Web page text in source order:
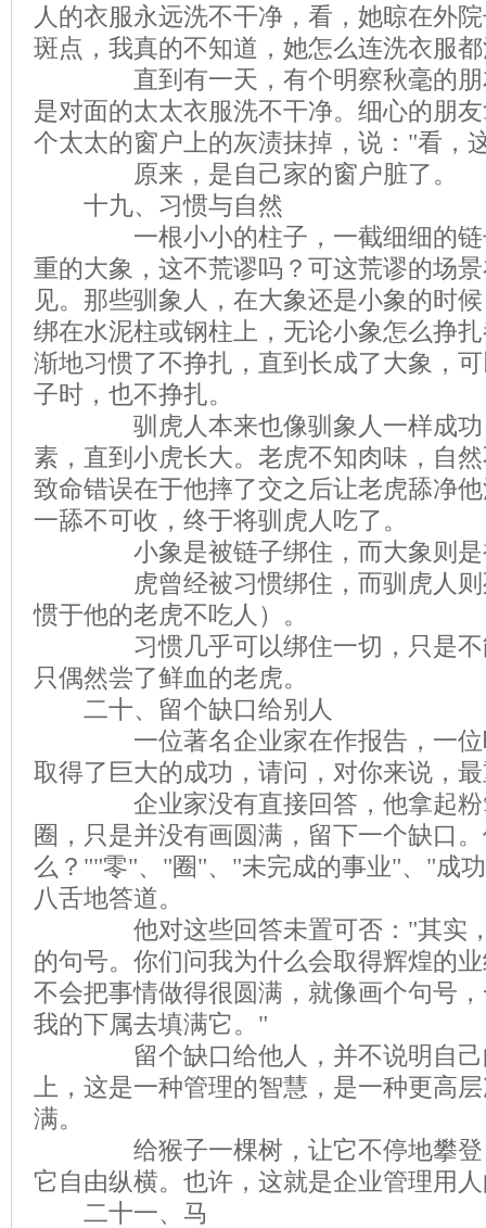
人的衣服永远洗不干净，看，她晾在外
斑点，我真的不知道，她怎么连洗衣服
直到有一天，有个明察秋毫的朋
是对面的太太衣服洗不干净。细心的朋
个太太的窗户上的灰渍抹掉，说："看，
原来，是自己家的窗户脏了。
十九、习惯与自然
一根小小的柱子，一截细细的链
重的大象，这不荒谬吗？可这荒谬的场
见。那些驯象人，在大象还是小象的时
绑在水泥柱或钢柱上，无论小象怎么挣
渐地习惯了不挣扎，直到长成了大象，
子时，也不挣扎。
驯虎人本来也像驯象人一样成功
素，直到小虎长大。老虎不知肉味，自
致命错误在于他摔了交之后让老虎舔净
一舔不可收，终于将驯虎人吃了。
小象是被链子绑住，而大象则是
虎曾经被习惯绑住，而驯虎人则
惯于他的老虎不吃人）。
习惯几乎可以绑住一切，只是不
只偶然尝了鲜血的老虎。
二十、留个缺口给别人
一位著名企业家在作报告，一位
取得了巨大的成功，请问，对你来说，
企业家没有直接回答，他拿起粉
圈，只是并没有画圆满，留下一个缺口
么？""零"、"圈"、"未完成的事业"、"成
八舌地答道。
他对这些回答未置可否："其实，
的句号。你们问我为什么会取得辉煌的
不会把事情做得很圆满，就像画个句号
我的下属去填满它。"
留个缺口给他人，并不说明自己
上，这是一种管理的智慧，是一种更高
满。
给猴子一棵树，让它不停地攀登
它自由纵横。也许，这就是企业管理用
二十一、马